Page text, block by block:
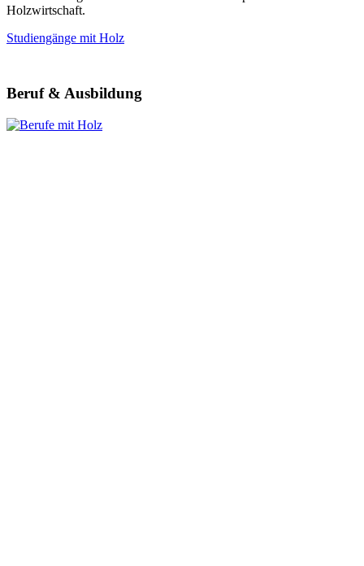
Holzwirtschaft.
Studiengänge mit Holz
Beruf & Ausbildung